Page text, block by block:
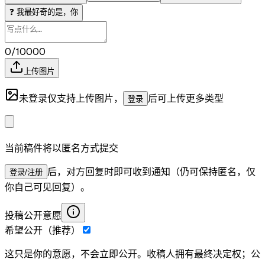
❓ 我最好奇的是，你
0/10000
上传图片
未登录仅支持上传图片， 登录 后可上传更多类型
当前稿件将以匿名方式提交
登录/注册 后，对方回复时即可收到通知（仍可保持匿名，仅
你自己可见回复）。
投稿公开意愿
希望公开（推荐）
这只是你的意愿，不会立即公开。收稿人拥有最终决定权；公